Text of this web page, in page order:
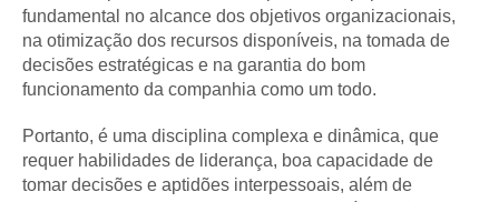
fundamental no alcance dos objetivos organizacionais,
na otimização dos recursos disponíveis, na tomada de
decisões estratégicas e na garantia do bom
funcionamento da companhia como um todo.
Portanto, é uma disciplina complexa e dinâmica, que
requer habilidades de liderança, boa capacidade de
tomar decisões e aptidões interpessoais, além de